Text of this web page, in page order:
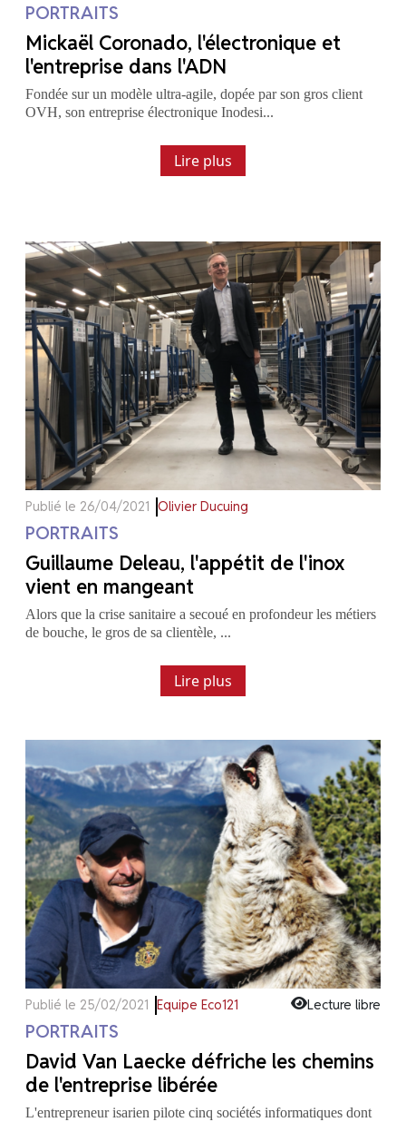
PORTRAITS
Mickaël Coronado, l'électronique et
l'entreprise dans l'ADN
Fondée sur un modèle ultra-agile, dopée par son gros client
OVH, son entreprise électronique Inodesi...
Lire plus
Publié le 26/04/2021 Olivier Ducuing
PORTRAITS
Guillaume Deleau, l'appétit de l'inox
vient en mangeant
Alors que la crise sanitaire a secoué en profondeur les métiers
de bouche, le gros de sa clientèle, ...
Lire plus
Publié le 25/02/2021 Equipe Eco121 Lecture libre
PORTRAITS
David Van Laecke défriche les chemins
de l'entreprise libérée
L'entrepreneur isarien pilote cinq sociétés informatiques dont